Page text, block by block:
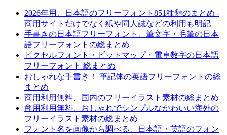
2026年用、日本語のフリーフォント851種類のまとめ -
商用サイトだけでなく紙や同人誌などの利用も明記
手書きの日本語フリーフォント、筆文字・毛筆の日本
語フリーフォントの総まとめ
ピクセルフォント・ビットマップ・電卓数字の日本語
フリーフォント 総まとめ
おしゃれな手書き！ 筆記体の英語フリーフォントの総
まとめ
商用利用無料、国内のフリーイラスト素材の総まとめ
商用利用無料、おしゃれでシンプルなかわいい海外の
フリーイラスト素材の総まとめ
フォント名を画像から調べる、日本語・英語のフォン